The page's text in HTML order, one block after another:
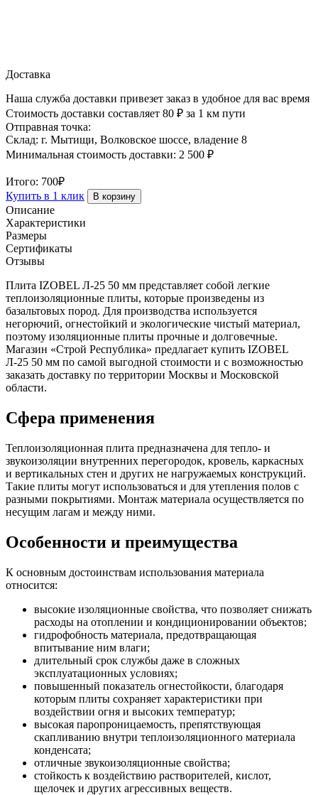
Доставка
Наша служба доставки привезет заказ в удобное для вас время
Стоимость доставки составляет 80 ₽ за 1 км пути
Отправная точка:
Склад: г. Мытищи, Волковское шоссе, владение 8
Минимальная стоимость доставки: 2 500 ₽
Итого: 700₽
Купить в 1 клик
В корзину
Описание
Характеристики
Размеры
Сертификаты
Отзывы
Плита IZOBEL Л-25 50 мм представляет собой легкие
теплоизоляционные плиты, которые произведены из
базальтовых пород. Для производства используется
негорючий, огнестойкий и экологические чистый материал,
поэтому изоляционные плиты прочные и долговечные.
Магазин «Строй Республика» предлагает купить IZOBEL
Л-25 50 мм по самой выгодной стоимости и с возможностью
заказать доставку по территории Москвы и Московской
области.
Сфера применения
Теплоизоляционная плита предназначена для тепло- и
звукоизоляции внутренних перегородок, кровель, каркасных
и вертикальных стен и других не нагружаемых конструкций.
Такие плиты могут использоваться и для утепления полов с
разными покрытиями. Монтаж материала осуществляется по
несущим лагам и между ними.
Особенности и преимущества
К основным достоинствам использования материала
относится:
высокие изоляционные свойства, что позволяет снижать
расходы на отоплении и кондиционировании объектов;
гидрофобность материала, предотвращающая
впитывание ним влаги;
длительный срок службы даже в сложных
эксплуатационных условиях;
повышенный показатель огнестойкости, благодаря
которым плиты сохраняет характеристики при
воздействии огня и высоких температур;
высокая паропроницаемость, препятствующая
скапливанию внутри теплоизоляционного материала
конденсата;
отличные звукоизоляционные свойства;
стойкость к воздействию растворителей, кислот,
щелочек и других агрессивных веществ.